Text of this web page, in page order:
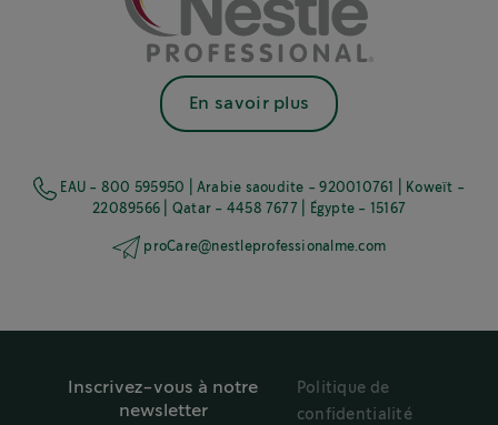
En savoir plus
EAU - 800 595950 | Arabie saoudite - 920010761 | Koweït -
22089566 | Qatar - 4458 7677 | Égypte - 15167
proCare@nestleprofessionalme.com
Inscrivez-vous à notre
newsletter
Politique de
confidentialité